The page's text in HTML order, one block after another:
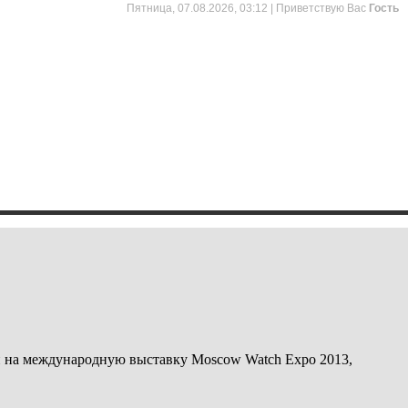
Пятница, 07.08.2026, 03:12 | Приветствую Вас Гость
международную выставку Moscow Watch Expo 2013,